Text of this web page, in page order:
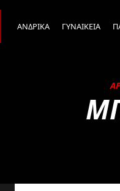
ΑΝΔΡΙΚΑ ΓΥΝΑΙΚΕΙΑ